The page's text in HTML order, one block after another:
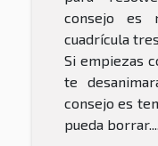
consejo es
cuadrícula
Si empiezas
te
consejo es
pueda borrar....